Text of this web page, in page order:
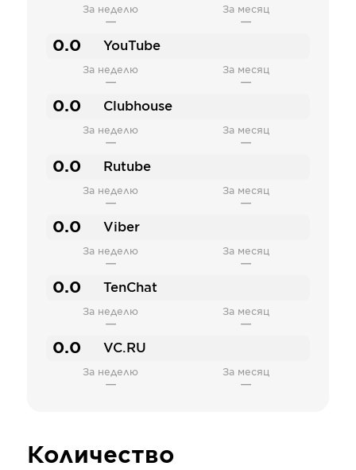
За неделю
—
За месяц
—
0.0 YouTube
За неделю
—
За месяц
—
0.0 Clubhouse
За неделю
—
За месяц
—
0.0 Rutube
За неделю
—
За месяц
—
0.0 Viber
За неделю
—
За месяц
—
0.0 TenChat
За неделю
—
За месяц
—
0.0 VC.RU
За неделю
—
За месяц
—
Количество